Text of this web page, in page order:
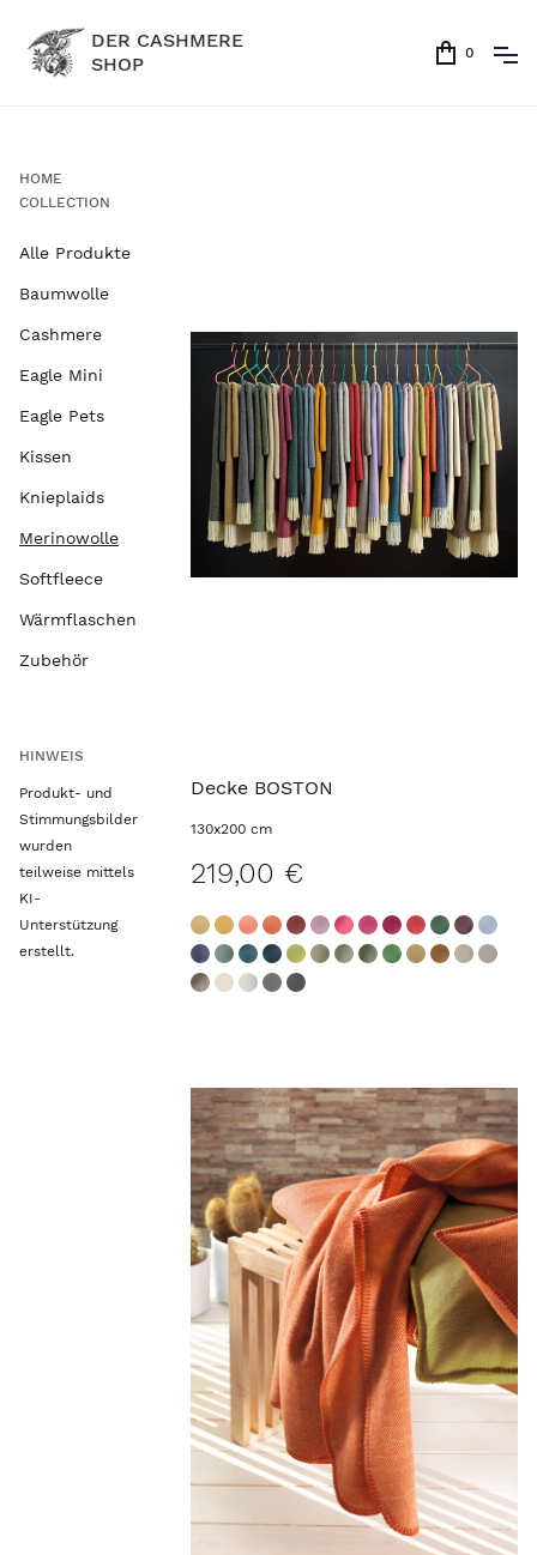
DER CASHMERE
SHOP
0
Decke BOSTON
130x200 cm
219,00 €
HOME
COLLECTION
Alle Produkte
Baumwolle
Cashmere
Eagle Mini
Eagle Pets
Kissen
Knieplaids
Merinowolle
Softfleece
Wärmflaschen
Zubehör
HINWEIS
Produkt- und
Stimmungsbilder
wurden
teilweise mittels
KI-
Unterstützung
erstellt.